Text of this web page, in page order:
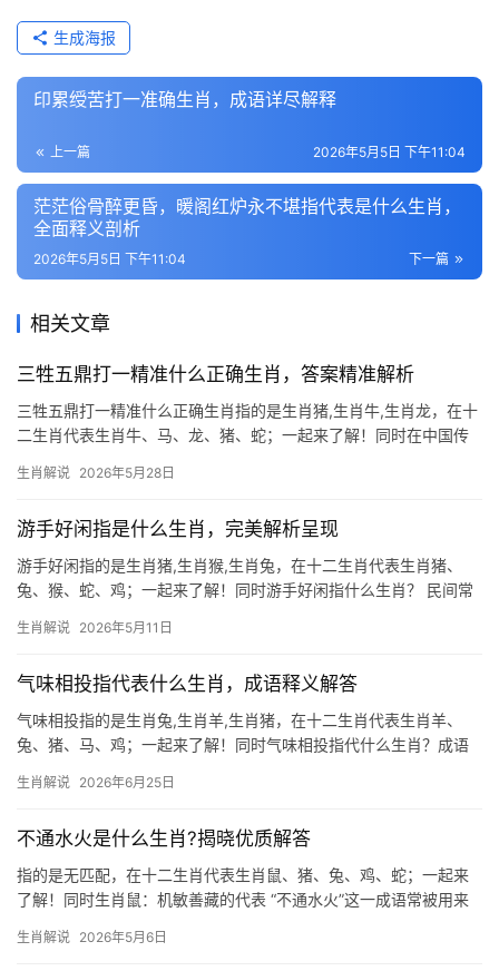
生成海报
印累绶苦打一准确生肖，成语详尽解释
上一篇 2026年5月5日 下午11:04
茫茫俗骨醉更昏，暖阁红炉永不堪指代表是什么生肖，
全面释义剖析
下一篇
2026年5月5日 下午11:04
相关文章
三牲五鼎打一精准什么正确生肖，答案精准解析
三牲五鼎打一精准什么正确生肖指的是生肖猪,生肖牛,生肖龙，在十
二生肖代表生肖牛、马、龙、猪、蛇；一起来了解！同时在中国传
独特的寓意和运势，我们将深入解读三个与“三牲五鼎”相关的生肖，
生肖解说 2026年5月28日
游手好闲指是什么生肖，完美解析呈现
游手好闲指的是生肖猪,生肖猴,生肖兔，在十二生肖代表生肖猪、
兔、猴、蛇、鸡；一起来了解！同时游手好闲指什么生肖？ 民间常
质与生肖猪、生肖兔、生肖猴关联最深。生肖猪天性乐享安逸，若
生肖解说 2026年5月11日
气味相投指代表什么生肖，成语释义解答
气味相投指的是生肖兔,生肖羊,生肖猪，在十二生肖代表生肖羊、
兔、猪、马、鸡；一起来了解！同时气味相投指代什么生肖？成语
性相近，在生肖文化中，这一特质与生肖羊、生肖兔、生肖猪最为
生肖解说 2026年6月25日
不通水火是什么生肖?揭晓优质解答
指的是无匹配，在十二生肖代表生肖鼠、猪、兔、鸡、蛇；一起来
了解！同时生肖鼠：机敏善藏的代表 “不通水火”这一成语常被用来
与适应力，反而能在此类困境中游刃有余，鼠年出生者天
生肖解说 2026年5月6日